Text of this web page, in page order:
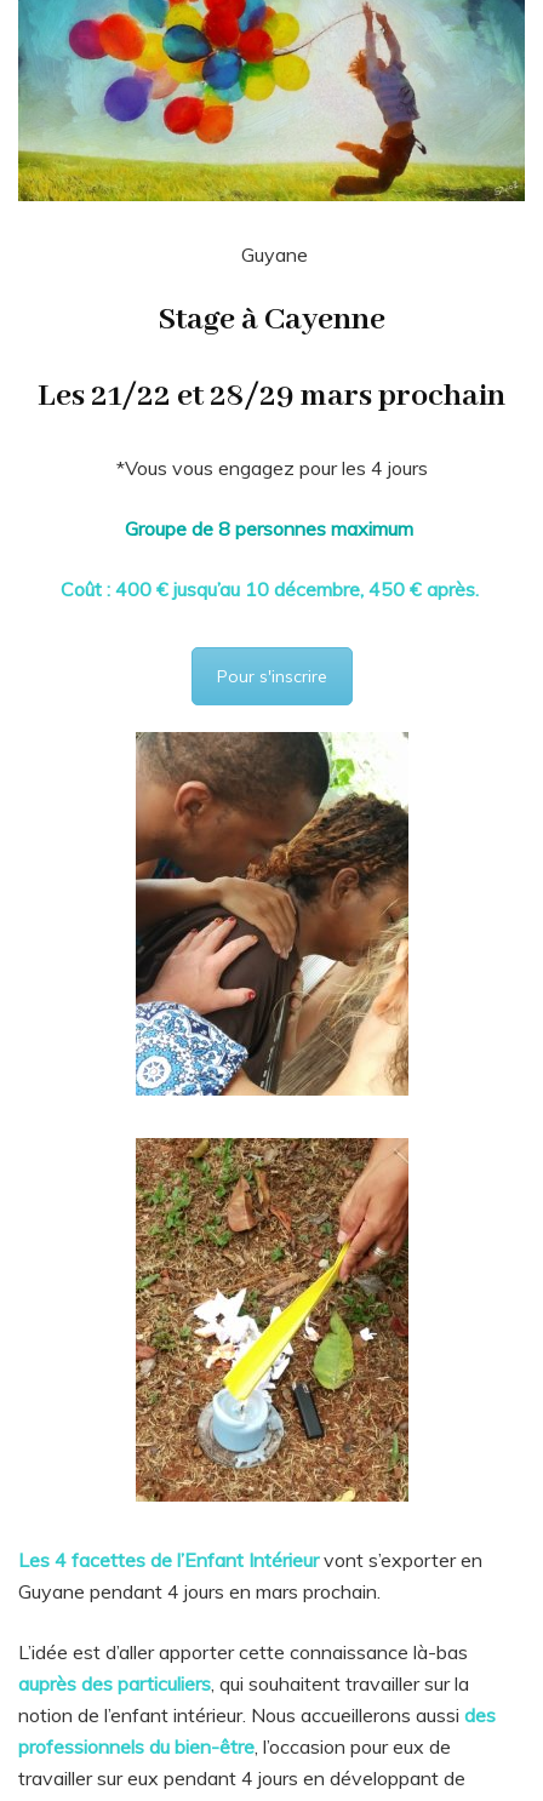
Guyane
Stage à Cayenne
Les 21/22 et 28/29 mars prochain
*Vous vous engagez pour les 4 jours
Groupe de 8 personnes maximum
Coût : 400 € jusqu’au 10 décembre, 450 € après.
Pour s'inscrire
Les 4 facettes de l’Enfant Intérieur vont s’exporter en
Guyane pendant 4 jours en mars prochain.
L’idée est d’aller apporter cette connaissance là-bas
auprès des particuliers, qui souhaitent travailler sur la
notion de l’enfant intérieur. Nous accueillerons aussi des
professionnels du bien-être, l’occasion pour eux de
travailler sur eux pendant 4 jours en développant de